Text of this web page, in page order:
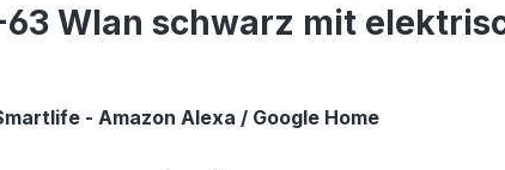
Wlan schwarz mit
- Amazon Alexa / Google Home